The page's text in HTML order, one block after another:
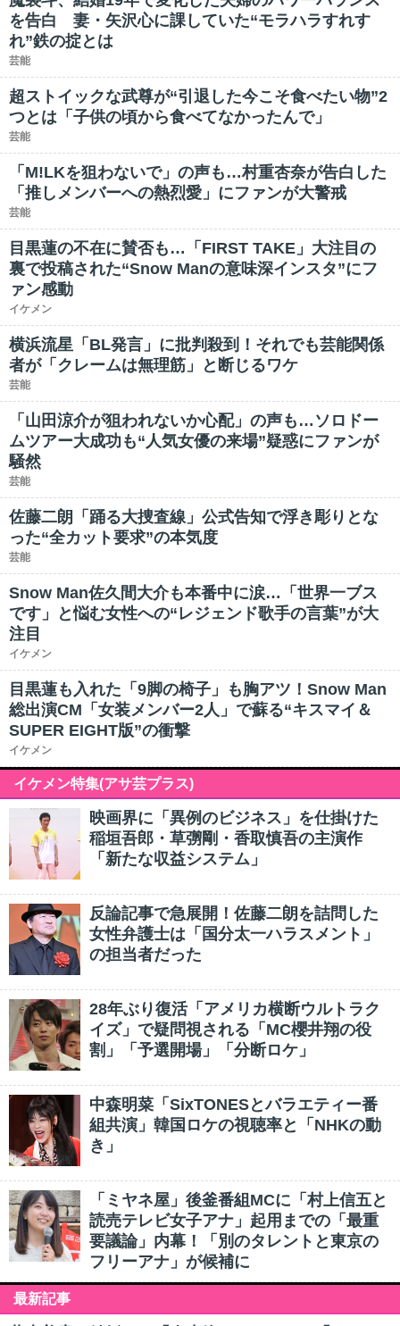
を告白 妻・矢沢心に課していた“モラハラすれす
れ”鉄の掟とは
芸能
超ストイックな武尊が“引退した今こそ食べたい物”2
つとは「子供の頃から食べてなかったんで」
芸能
「M!LKを狙わないで」の声も…村重杏奈が告白した
「推しメンバーへの熱烈愛」にファンが大警戒
芸能
目黒蓮の不在に賛否も…「FIRST TAKE」大注目の
裏で投稿された“Snow Manの意味深インスタ”にフ
ァン感動
イケメン
横浜流星「BL発言」に批判殺到！それでも芸能関係
者が「クレームは無理筋」と断じるワケ
芸能
「山田涼介が狙われないか心配」の声も…ソロドー
ムツアー大成功も“人気女優の来場”疑惑にファンが
騒然
芸能
佐藤二朗「踊る大捜査線」公式告知で浮き彫りとな
った“全カット要求”の本気度
芸能
Snow Man佐久間大介も本番中に涙…「世界一ブス
です」と悩む女性への“レジェンド歌手の言葉”が大
注目
イケメン
目黒蓮も入れた「9脚の椅子」も胸アツ！Snow Man
総出演CM「女装メンバー2人」で蘇る“キスマイ＆
SUPER EIGHT版”の衝撃
イケメン
イケメン特集(アサ芸プラス)
映画界に「異例のビジネス」を仕掛けた
稲垣吾郎・草彅剛・香取慎吾の主演作
「新たな収益システム」
反論記事で急展開！佐藤二朗を詰問した
女性弁護士は「国分太一ハラスメント」
の担当者だった
28年ぶり復活「アメリカ横断ウルトラク
イズ」で疑問視される「MC櫻井翔の役
割」「予選開場」「分断ロケ」
中森明菜「SixTONESとバラエティー番
組共演」韓国ロケの視聴率と「NHKの動
き」
「ミヤネ屋」後釜番組MCに「村上信五と
読売テレビ女子アナ」起用までの「最重
要議論」内幕！「別のタレントと東京の
フリーアナ」が候補に
最新記事